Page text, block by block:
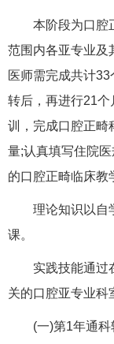
本阶段为口腔正
范围内各亚专业及
医师需完成共计
转后，再进行21
训，完成口腔正畸
量;认真填写住院
的口腔正畸临床教
理论知识以自学
课。
实践技能通过在
关的口腔亚专业科
(一)第1年通科轮